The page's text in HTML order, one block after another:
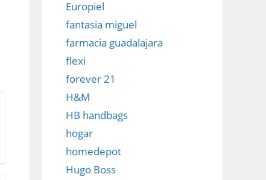
Europiel
fantasia miguel
farmacia guadalajara
flexi
forever 21
H&M
HB handbags
hogar
homedepot
Hugo Boss